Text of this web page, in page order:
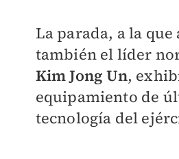
La parada, a la
también el líder
Kim Jong Un,
equipamiento de
tecnología del